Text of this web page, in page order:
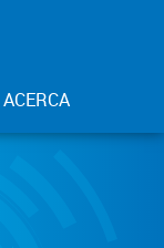
ACERCA